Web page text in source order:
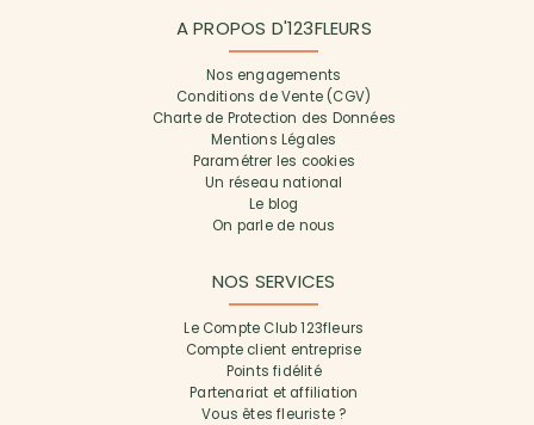
A PROPOS D'123FLEURS
Nos engagements
Conditions de Vente (CGV)
Charte de Protection des Données
Mentions Légales
Paramétrer les cookies
Un réseau national
Le blog
On parle de nous
NOS SERVICES
Le Compte Club 123fleurs
Compte client entreprise
Points fidélité
Partenariat et affiliation
Vous êtes fleuriste ?